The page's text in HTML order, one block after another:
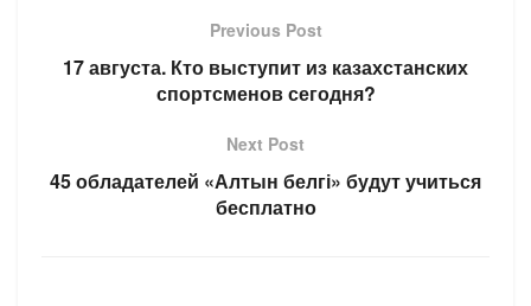
Previous Post
17 августа. Кто выступит из казахстанских
спортсменов сегодня?
Next Post
45 обладателей «Алтын белгі» будут учиться
бесплатно